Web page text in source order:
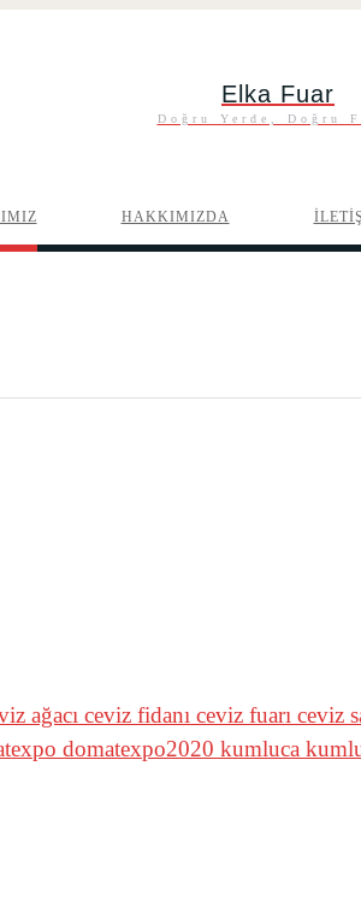
Elka Fuar
Doğru Yerde, Doğru
HAKKIMIZDA
ağacı ceviz fidanı ceviz fuarı ceviz
domatexpo2020 kumluca